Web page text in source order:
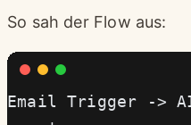
So sah der Flow aus:
Email Trigger ->